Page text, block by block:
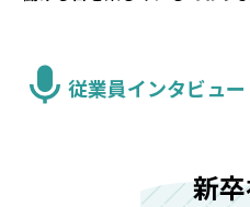
従業員インタビュー
新